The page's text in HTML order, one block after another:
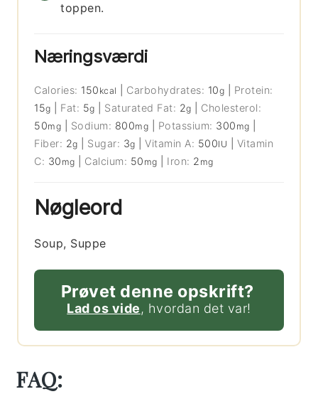
toppen.
Næringsværdi
Calories: 150 kcal Carbohydrates: 10g
Protein:
15g Fat: 5g Saturated Fat: 2g
Cholesterol:
50mg Sodium: 800mg Potassium: 300 mg
Fiber: 2g Sugar: 3g |Vitamin A: 500IU
Vitamin
C: 30 mg Calcium: 50 mg Iron: 2 mg
Nøgleord
Soup, Suppe
Prøvet denne opskrift?
Lad os vide, hvordan det var!
FAQ: